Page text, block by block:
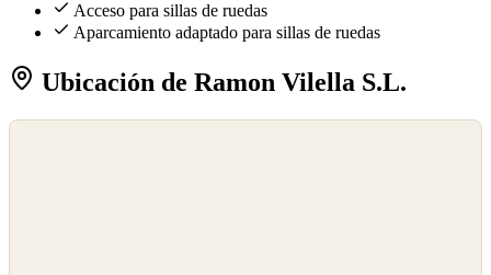
Acceso para sillas de ruedas
Aparcamiento adaptado para sillas de ruedas
Ubicación de Ramon Vilella S.L.